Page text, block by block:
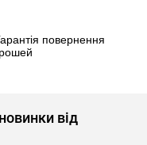
повернення
від